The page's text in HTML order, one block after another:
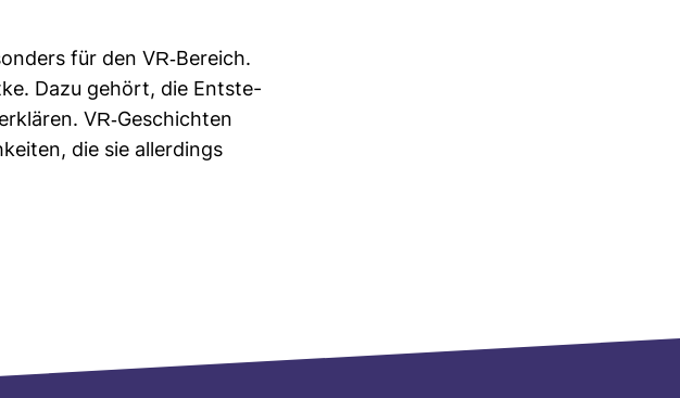
für den VR-​Bereich.
Dazu gehört, die Ent­ste­
VR-​Geschichten
die sie aller­dings